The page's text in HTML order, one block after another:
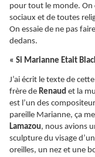
pour tout le monde. On
sociaux et de toutes
On essaie de ne pas
dedans.
« Si Marianne Etait
J’ai écrit le texte de
frère de Renaud et la
est l’un des
pareille Marianne, ça
Lamazou, nous avions
sculpture du visage
oreilles, un nez et une